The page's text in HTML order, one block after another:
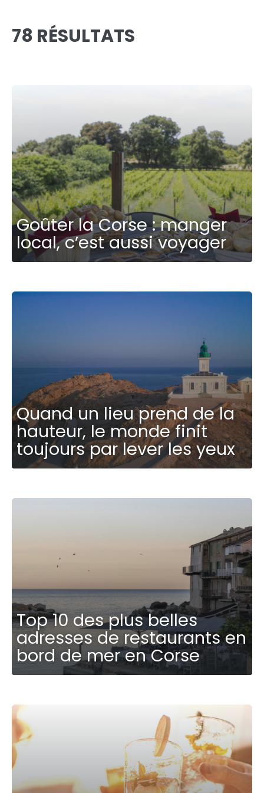
78 RÉSULTATS
Goûter la Corse : manger
local, c’est aussi voyager
Quand un lieu prend de la
hauteur, le monde finit
toujours par lever les yeux
Top 10 des plus belles
adresses de restaurants en
bord de mer en Corse